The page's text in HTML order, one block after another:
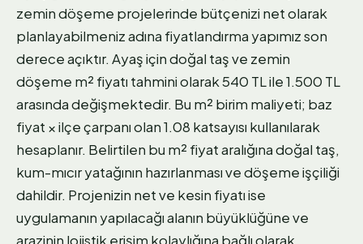
zemin döşeme projelerinde bütçenizi net olarak
planlayabilmeniz adına fiyatlandırma yapımız son
derece açıktır. Ayaş için doğal taş ve zemin
döşeme m² fiyatı tahmini olarak 540 TL ile 1.500 TL
arasında değişmektedir. Bu m² birim maliyeti; baz
fiyat × ilçe çarpanı olan 1.08 katsayısı kullanılarak
hesaplanır. Belirtilen bu m² fiyat aralığına doğal taş,
kum-mıcır yatağının hazırlanması ve döşeme işçiliği
dahildir. Projenizin net ve kesin fiyatı ise
uygulamanın yapılacağı alanın büyüklüğüne ve
arazinin lojistik erişim kolaylığına bağlı olarak,